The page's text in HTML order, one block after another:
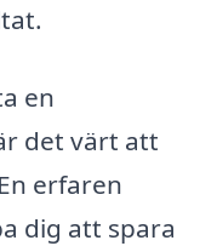
en
det värt att
erfaren
dig att spara